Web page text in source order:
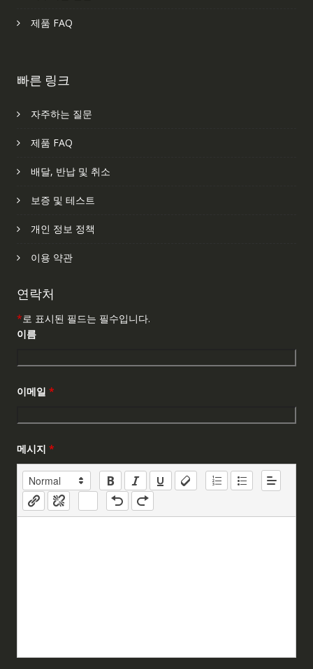
제품 FAQ
빠른 링크
자주하는 질문
제품 FAQ
배달, 반납 및 취소
보증 및 테스트
개인 정보 정책
이용 약관
연락처
*로 표시된 필드는 필수입니다.
이름
이메일 *
메시지 *